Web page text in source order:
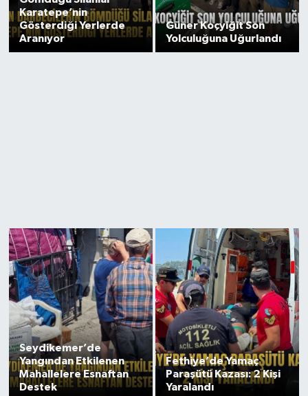
Karatepe’nin
Gösterdiği Yerlerde
Aranıyor
Güner Koçyiğit Son
Yolculuğuna Uğurlandı
Seydikemer’de
Yangından Etkilenen
Mahallelere Esnaftan
Destek
Fethiye’de Yamaç
Paraşütü Kazası: 2 Kişi
Yaralandı